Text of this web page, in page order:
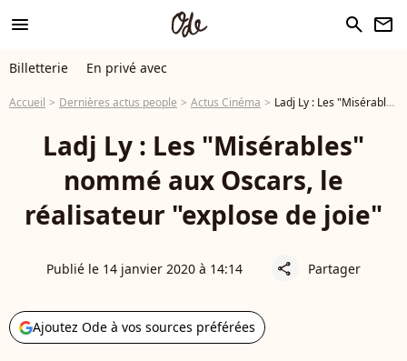
menu search newsletter
Billetterie En privé avec
Accueil Dernières actus people Actus Cinéma Ladj Ly : Les "Misérables" nommé aux Oscars, le réalisateur "explose de joie"
Ladj Ly : Les "Misérables"
nommé aux Oscars, le
réalisateur "explose de joie"
Publié le 14 janvier 2020 à 14:14 share Partager
Ajoutez Ode à vos sources préférées